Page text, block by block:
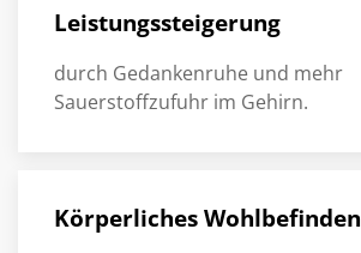
Leistungssteigerung
durch Gedankenruhe und mehr
Sauerstoffzufuhr im Gehirn.
Körperliches Wohlbefinden